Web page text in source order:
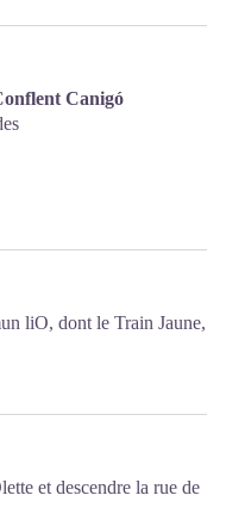
Canigó
liO, dont le Train Jaune,
et descendre la rue de